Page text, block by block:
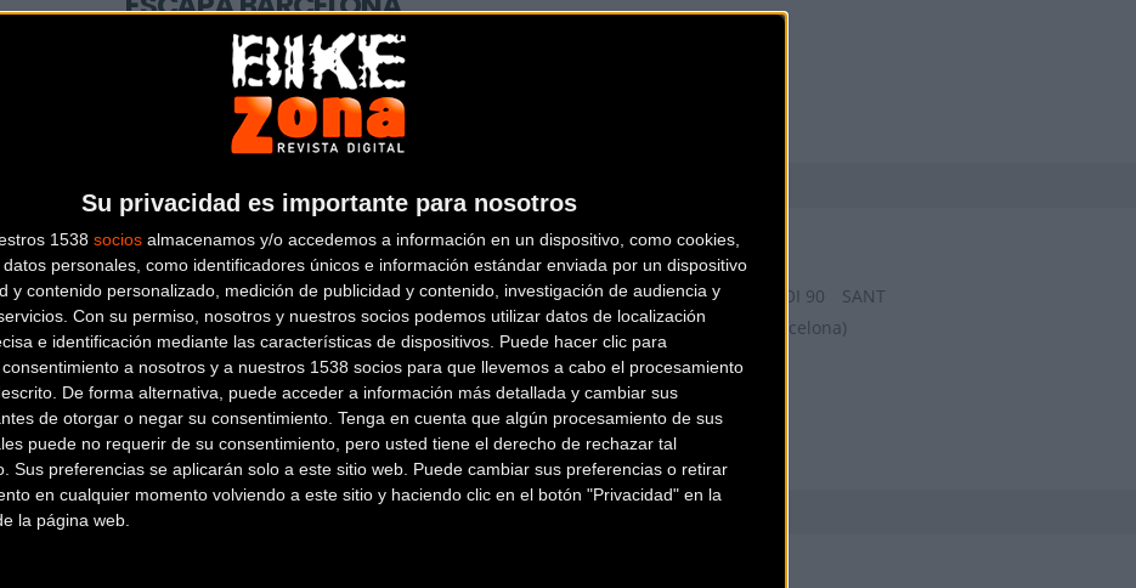
Su privacidad es importante para nosotros
1538 socios almacenamos y/o accedemos a información en un dispositivo, como cookies,
personales, como identificadores únicos e información estándar enviada por un dispositivo
y contenido personalizado, medición de publicidad y contenido, investigación de audiencia y
Con su permiso, nosotros y nuestros socios podemos utilizar datos de localización
e identificación mediante las características de dispositivos. Puede hacer clic para
a nosotros y a nuestros 1538 socios para que llevemos a cabo el procesamiento
De forma alternativa, puede acceder a información más detallada y cambiar sus
de otorgar o negar su consentimiento. Tenga en cuenta que algún procesamiento de sus
puede no requerir de su consentimiento, pero usted tiene el derecho de rechazar tal
Sus preferencias se aplicarán solo a este sitio web. Puede cambiar sus preferencias o retirar
en cualquier momento volviendo a este sitio y haciendo clic en el botón "Privacidad" en la
la página web.
Avinguda dels Quinze, 25
Barcelona
KIDS ON WHEELS
Plaça de la Vila de Gràcia,
18
Barcelona (Barcelona)
BIKESPORTS
CARRETERA DE SANT BOI 90
SANT
VICENS DELS HORTS (Barcelona)